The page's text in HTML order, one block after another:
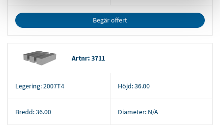
Begär offert
Artnr: 3711
Legering:2007T4 Höjd:36.00
Bredd:36.00 Diameter: N/A